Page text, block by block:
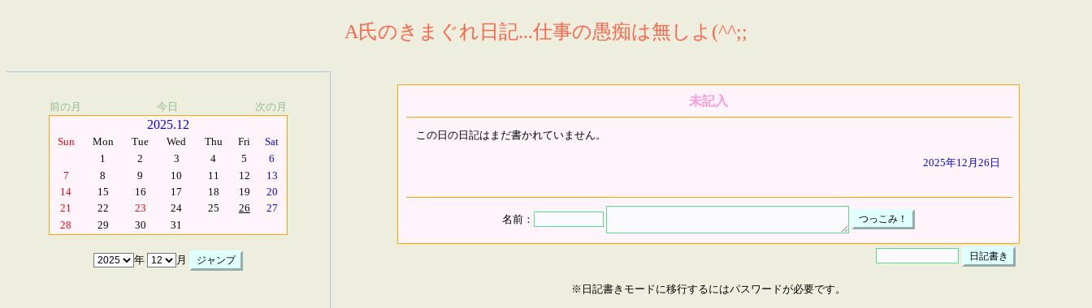
A氏のきまぐれ日記...仕事の愚痴は無しよ(^^;;
前の月 今日 次の月
2025.12
Sun Mon Tue Wed Thu Fri
Sat
1
2 3 4 5
6
7
8 9 10 11 12
13
14
15 16 17 18 19
20
21
22 23 24 25 26
27
28
29 30 31
年 月
未記入
この日の日記はまだ書かれていません。
2025年12月26日
名前：
※日記書きモードに移行するにはパスワードが必要です。